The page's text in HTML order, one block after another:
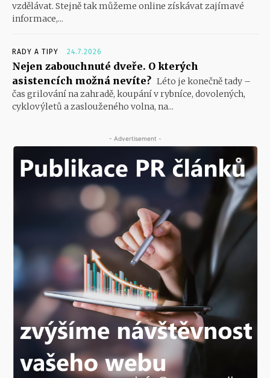
vzdělávat. Stejně tak můžeme online získávat zajímavé
informace,...
RADY A TIPY 24.7.2026
Nejen zabouchnuté dveře. O kterých
asistencích možná nevíte? Léto je konečně tady –
čas grilování na zahradě, koupání v rybníce, dovolených,
cyklovýletů a zaslouženého volna, na...
- Advertisement -